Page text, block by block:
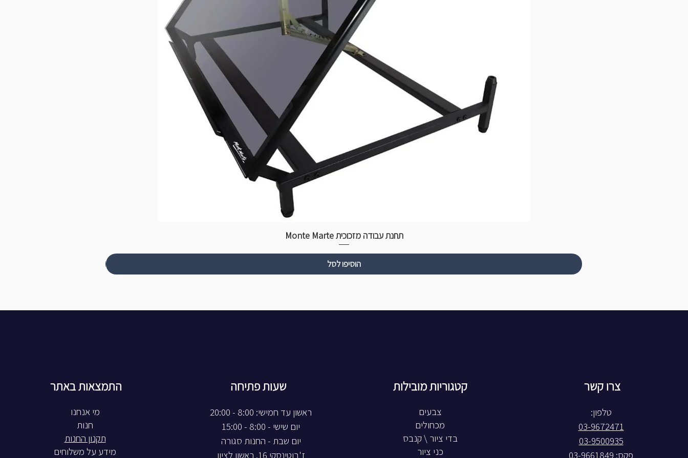
תחנת עבודה מזכוכית Monte Marte
הוסיפו לסל
התמצאות באתר
חנות
תקנון החנות
מידע על משלוחים
שעות פתיחה
ראשון עד חמישי: 8:00 - 20:00
יום שישי - 8:00 - 15:00
יום שבת - החנות סגורה
ז'בוטינסקי 16, ראשון לציון
קטגוריות מובילות
צבעים
מכחולים
בדי ציור \ קנבס
כני ציור
צרו קשר
טלפון:
03-9672471
03-9500935
פקס: 03-9661849